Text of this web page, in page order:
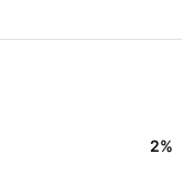
2%